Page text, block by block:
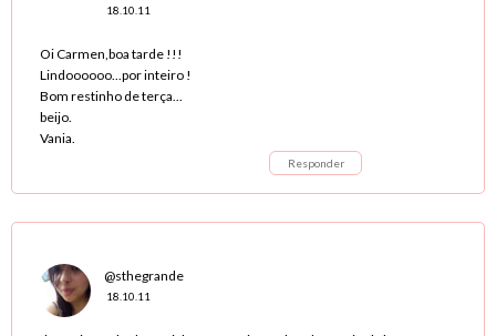
18.10.11
Oi Carmen,boa tarde !!!
Lindoooooo...por inteiro !
Bom restinho de terça...
beijo.
Vania.
Responder
@sthegrande
18.10.11